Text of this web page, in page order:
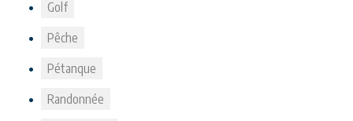
Golf
Pêche
Pétanque
Randonnée